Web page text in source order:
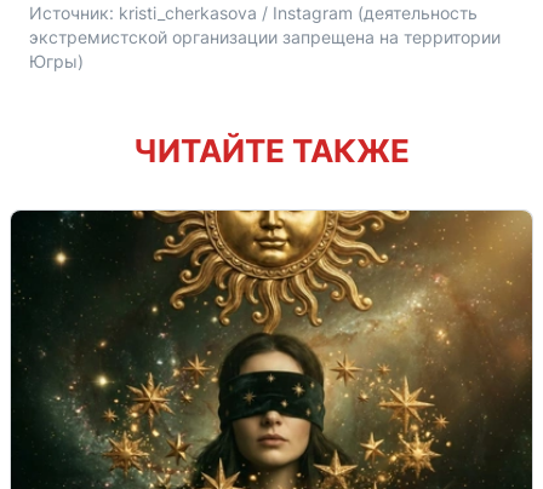
Источник: kristi_cherkasova / Instagram (деятельность
экстремистской организации запрещена на территории
Югры)
ЧИТАЙТЕ ТАКЖЕ